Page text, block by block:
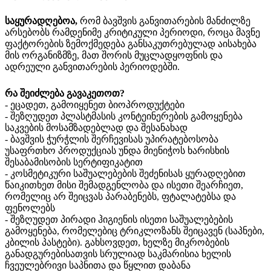
საყურადღებოა, რომ ბავშვის განვითარების მანძილზე
არსებობს რამდენიმე კრიტიკული პერიოდი, როცა მავნე
ფაქტორების ზემოქმედება განსაკუთრებულად აისახება
მის ორგანიზმზე, მათ შორის მუცლადყოფნის და
ადრეული განვითარების პერიოდებში.
რა შეიძლება გავაკეთოთ?
- ეცადეთ, გამოიყენეთ ბიოპროდუქტები
- შეზღუდეთ პლასტმასის კონტეინერების გამოყენება
საკვების მოსამზადებლად და შესანახად
- ბავშვის ჭურჭლის შერჩევისას უპირატებოსობა
უსაფრთხო პროდუქციას უნდა მიენიჭოს ხარისხის
შესაბამისობის სერტიფიკატით
- კოსმეტიკური საშუალებების შეძენისას ყურადღებით
წაიკითხეთ მისი შემადგენლობა და ისეთი შეარჩიეთ,
რომელიც არ შეიცვას პარაბენებს, ფტალატებსა და
ფენოლებს
- შეზღუდეთ პირადი ჰიგიენის ისეთი საშუალებების
გამოყენება, რომელებიც ტრიკლოზანს შეიცავენ (საპნები,
კბილის პასტები). გახსოვდეთ, ხელზე მიკრობების
განადგურებისათვის სრულიად საკმარისია ხელის
ჩვეულებრივი საპნითა და წყლით დაბანა